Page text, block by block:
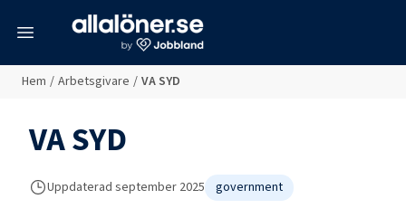
Hem / Arbetsgivare / VA SYD
VA SYD
Uppdaterad september 2025 government